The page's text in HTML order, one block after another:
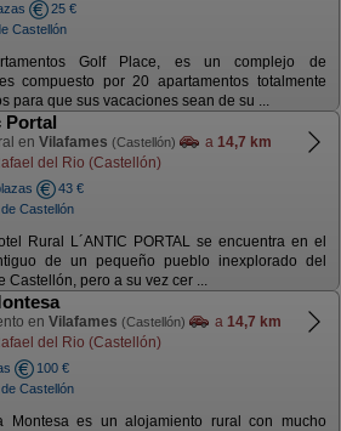
25 €
Castellón
Golf Place, es un complejo de
compuesto por 20 apartamentos totalmente
para que sus vacaciones sean de su ...
Portal
en Vilafames (Castellón) a 14,7 km
del Rio (Castellón)
43 €
Castellón
Rural L´ANTIC PORTAL se encuentra en el
de un pequeño pueblo inexplorado del
Castellón, pero a su vez cer ...
en Vilafames (Castellón) a 14,7 km
del Rio (Castellón)
100 €
Castellón
Montesa es un alojamiento rural con mucho